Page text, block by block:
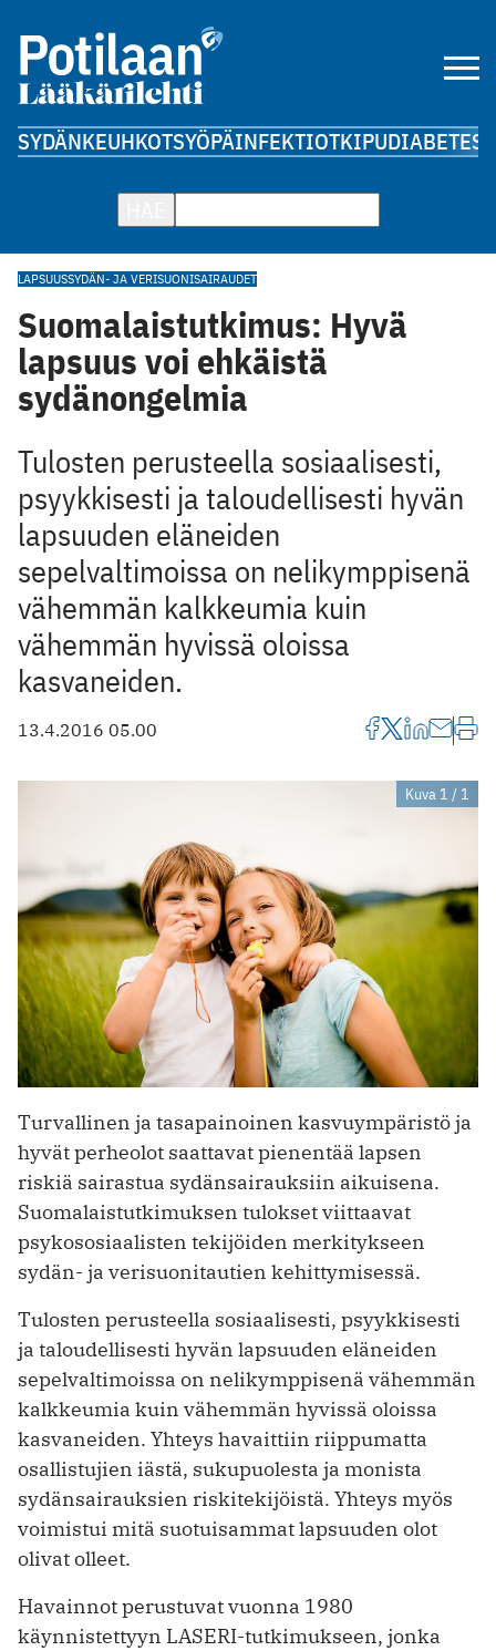
SYDÄNKEUHKOTSYÖPÄINFEKTIOTKIPUDIABETES
LAPSUUSSYDÄN- JA VERISUONISAIRAUDET
Suomalaistutkimus: Hyvä
lapsuus voi ehkäistä
sydänongelmia
Tulosten perusteella sosiaalisesti,
psyykkisesti ja taloudellisesti hyvän
lapsuuden eläneiden
sepelvaltimoissa on nelikymppisenä
vähemmän kalkkeumia kuin
vähemmän hyvissä oloissa
kasvaneiden.
13.4.2016 05.00
Kuva 1 / 1
Turvallinen ja tasapainoinen kasvuympäristö ja
hyvät perheolot saattavat pienentää lapsen
riskiä sairastua sydänsairauksiin aikuisena.
Suomalaistutkimuksen tulokset viittaavat
psykososiaalisten tekijöiden merkitykseen
sydän- ja verisuonitautien kehittymisessä.
Tulosten perusteella sosiaalisesti, psyykkisesti
ja taloudellisesti hyvän lapsuuden eläneiden
sepelvaltimoissa on nelikymppisenä vähemmän
kalkkeumia kuin vähemmän hyvissä oloissa
kasvaneiden. Yhteys havaittiin riippumatta
osallistujien iästä, sukupuolesta ja monista
sydänsairauksien riskitekijöistä. Yhteys myös
voimistui mitä suotuisammat lapsuuden olot
olivat olleet.
Havainnot perustuvat vuonna 1980
käynnistettyyn LASERI-tutkimukseen, jonka